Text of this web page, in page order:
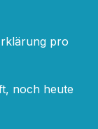
pro
noch heute